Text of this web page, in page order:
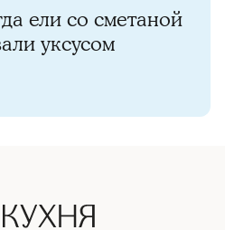
ели со сметаной
уксусом